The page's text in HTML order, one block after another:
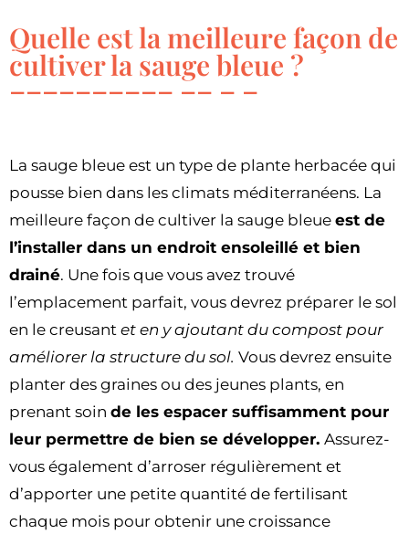
Quelle est la meilleure façon de
cultiver la sauge bleue ?
La sauge bleue est un type de plante herbacée qui
pousse bien dans les climats méditerranéens. La
meilleure façon de cultiver la sauge bleue est de
l’installer dans un endroit ensoleillé et bien
drainé. Une fois que vous avez trouvé
l’emplacement parfait, vous devrez préparer le sol
en le creusant et en y ajoutant du compost pour
améliorer la structure du sol. Vous devrez ensuite
planter des graines ou des jeunes plants, en
prenant soin de les espacer suffisamment pour
leur permettre de bien se développer. Assurez-
vous également d’arroser régulièrement et
d’apporter une petite quantité de fertilisant
chaque mois pour obtenir une croissance